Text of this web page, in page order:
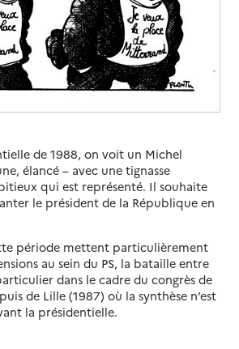
de 1988, on voit un Michel
élancé – avec une tignasse
qui est représenté. Il souhaite
le président de la République en
période mettent particulièrement
au sein du PS, la bataille entre
dans le cadre du congrès de
de Lille (1987) où la synthèse n’est
la présidentielle.